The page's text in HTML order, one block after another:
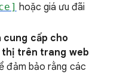
hoặc giá ưu đãi
cung cấp cho
thị trên trang web
đảm bảo rằng các